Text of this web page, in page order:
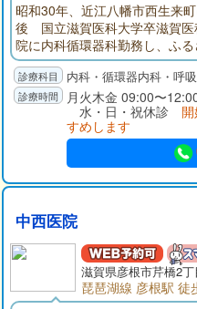
昭和30年、近江八幡市西生来
後 国立滋賀医科大学卒滋賀医
院に内科循環器科勤務し、ふ
ため新規に診療所を開設しま
し、内科全般に対する診療、特
どの循環器疾患、生活習慣病
内科・循環器内科・呼
月火木金 09:00〜
水・日・祝休診
すめします
中西医院
滋賀県彦根市芹橋2
琵琶湖線 彦根駅 徒